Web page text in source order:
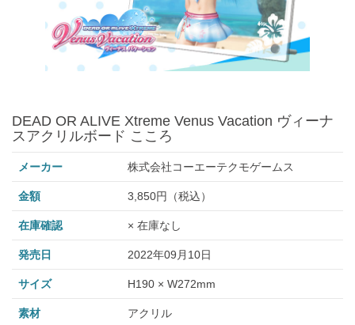
DEAD OR ALIVE Xtreme Venus Vacation ヴィーナ
スアクリルボード こころ
メーカー 株式会社コーエーテクモゲームス
金額 3,850円（税込）
在庫確認 × 在庫なし
発売日 2022年09月10日
サイズ H190 × W272mm
素材 アクリル